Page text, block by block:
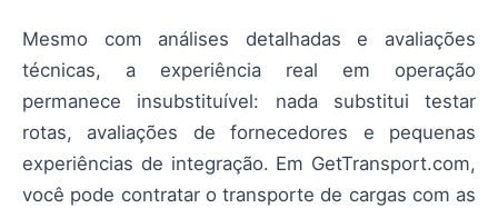
Mesmo com análises detalhadas e avaliações
técnicas, a experiência real em operação
permanece insubstituível: nada substitui testar
rotas, avaliações de fornecedores e pequenas
experiências de integração. Em GetTransport.com,
você pode contratar o transporte de cargas com as